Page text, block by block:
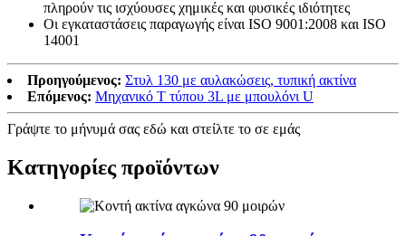
πληρούν τις ισχύουσες χημικές και φυσικές ιδιότητες
Οι εγκαταστάσεις παραγωγής είναι ISO 9001:2008 και ISO
14001
Προηγούμενος: Στυλ 130 με αυλακώσεις, τυπική ακτίνα
Επόμενος: Μηχανικό Τ τύπου 3L με μπουλόνι U
Γράψτε το μήνυμά σας εδώ και στείλτε το σε εμάς
Κατηγορίες προϊόντων